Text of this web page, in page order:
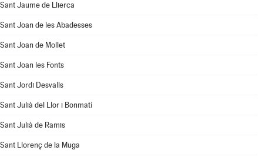
Sant Jaume de Llierca
Sant Joan de les Abadesses
Sant Joan de Mollet
Sant Joan les Fonts
Sant Jordi Desvalls
Sant Julià del Llor i Bonmatí
Sant Julià de Ramis
Sant Llorenç de la Muga